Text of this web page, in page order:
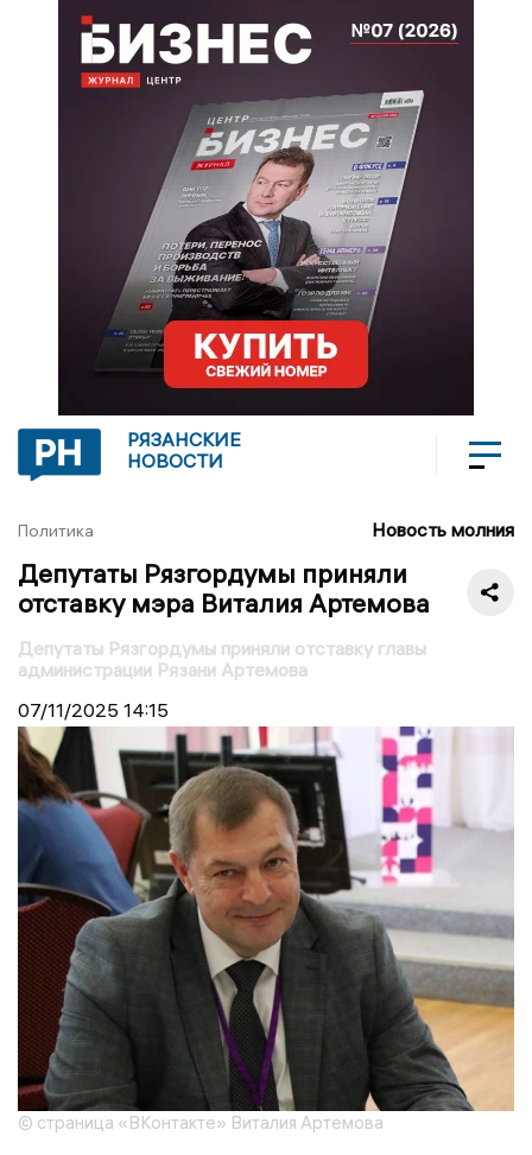
РЯЗАНСКИЕ
НОВОСТИ
Политика Новость молния
Депутаты Рязгордумы приняли
отставку мэра Виталия Артемова
Депутаты Рязгордумы приняли отставку главы
администрации Рязани Артемова
07/11/2025 14:15
© страница «ВКонтакте» Виталия Артемова